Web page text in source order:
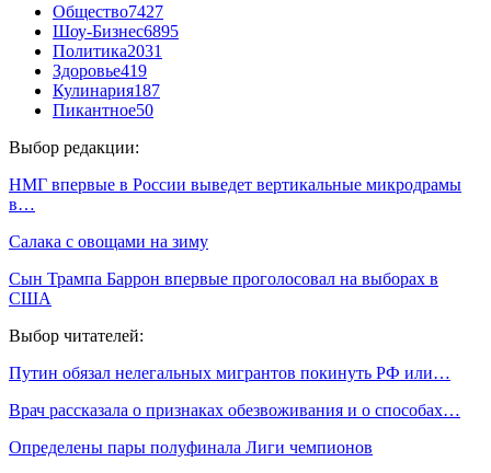
Общество7427
Шоу-Бизнес6895
Политика2031
Здоровье419
Кулинария187
Пикантное50
Выбор редакции:
НМГ впервые в России выведет вертикальные микродрамы
в…
Салака с овощами на зиму
Сын Трампа Баррон впервые проголосовал на выборах в
США
Выбор читателей:
Путин обязал нелегальных мигрантов покинуть РФ или…
Врач рассказала о признаках обезвоживания и о способах…
Определены пары полуфинала Лиги чемпионов